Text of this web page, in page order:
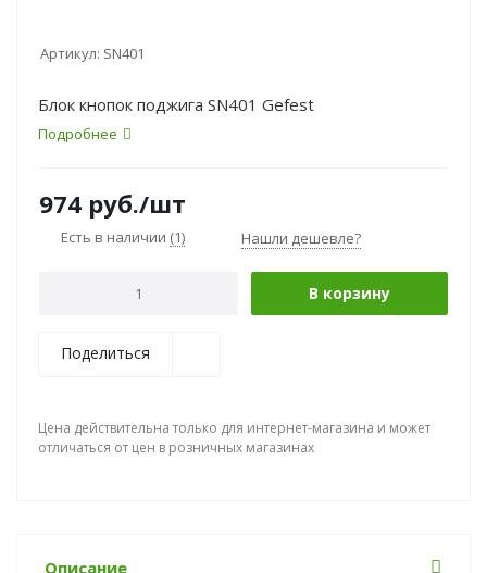
Артикул: SN401
Блок кнопок поджига SN401 Gefest
Подробнее
974 руб./шт
Есть в наличии (1) Нашли дешевле?
В корзину
Поделиться
Цена действительна только для интернет-магазина и может
отличаться от цен в розничных магазинах
Описание